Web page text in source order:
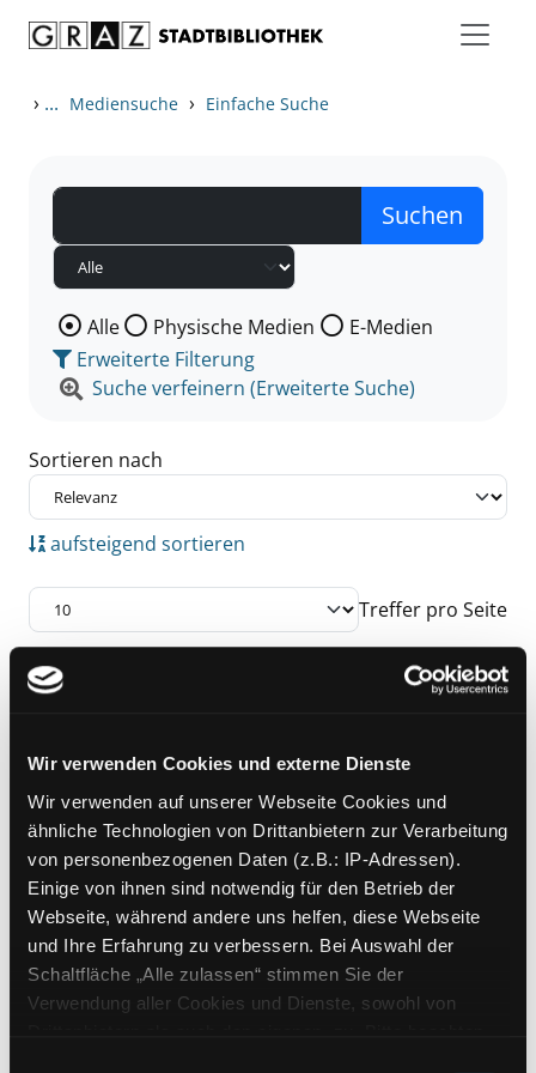
Wir verwenden Cookies und externe Dienste
Wir verwenden auf unserer Webseite Cookies und
ähnliche Technologien von Drittanbietern zur Verarbeitung
von personenbezogenen Daten (z.B.: IP-Adressen).
Einige von ihnen sind notwendig für den Betrieb der
Webseite, während andere uns helfen, diese Webseite
und Ihre Erfahrung zu verbessern. Bei Auswahl der
Schaltfläche „Alle zulassen“ stimmen Sie der
Verwendung aller Cookies und Dienste, sowohl von
› ... Mediensuche › Einfache Suche
Wählen Sie die Medienart nach der Sie suchen wollen.
Alle Physische Medien
E-Medien
Erweiterte Filterung
Suche verfeinern (Erweiterte Suche)
Sortieren nach
aufsteigend sortieren
Treffer pro Seite
Suchergebnis
Die Bande vom Lande
Verfasser: Luff,Nathan;Kennett,
Chris
Jahr:2023-
Verlag:Bindlach, Loewe wow!
Zu den Suchfiltern springen
Sortieren nach